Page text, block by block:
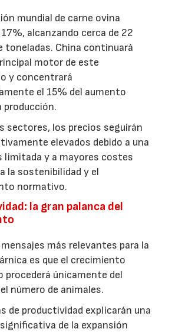
mundial de carne ovina
alcanzando cerca de 22
toneladas. China continuará
motor de este
y concentrará
el 15% del aumento
producción.
sectores, los precios seguirán
elevados debido a una
limitada y a mayores costes
la sostenibilidad y el
normativo.
la gran palanca del
más relevantes para la
es que el crecimiento
procederá únicamente del
número de animales.
de productividad explicarán una
de la expansión